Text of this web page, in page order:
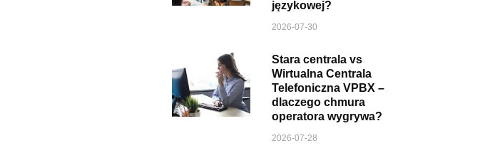
językowej?
2026-07-30
Stara centrala vs
Wirtualna Centrala
Telefoniczna VPBX –
dlaczego chmura
operatora wygrywa?
2026-07-28